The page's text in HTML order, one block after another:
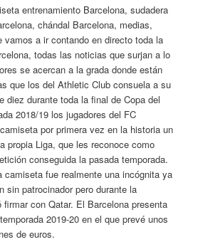
entrenamiento Barcelona, sudadera
chándal Barcelona, medias,
a ir contando en directo toda la
todas las noticias que surjan a lo
se acercan a la grada donde están
que los del Athletic Club consuela a su
diez durante toda la final de Copa del
2018/19 los jugadores del FC
por primera vez en la historia un
propia Liga, que les reconoce como
conseguida la pasada temporada.
camiseta fue realmente una incógnita ya
sin patrocinador pero durante la
con Qatar. El Barcelona presenta
2019-20 en el que prevé unos
de euros.